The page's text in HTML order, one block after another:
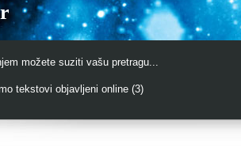
možete suziti vašu pretragu...
tekstovi objavljeni online (3)